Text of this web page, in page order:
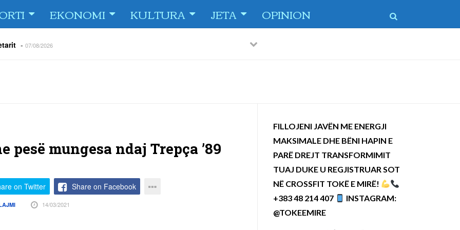
EKONOMI KULTURA JETA OPINION
Fiorin e San Marinos, duke i shënuar katër gola në pjesëlojën e dytë -
portofolin me dokumente dhe të holla
PreviousNext
pesë mungesa ndaj Trepça ’89
on Twitter Share on Facebook
14/03/2021
FILLOJENI JAVËN ME ENERGJI
MAKSIMALE DHE BËNI HAPIN E
PARË DREJT TRANSFORMIMIT
TUAJ DUKE U REGJISTRUAR SOT
NË CROSSFIT TOKË E MIRË!
+383 48 214 407
INSTAGRAM:
@TOKEEMIRE